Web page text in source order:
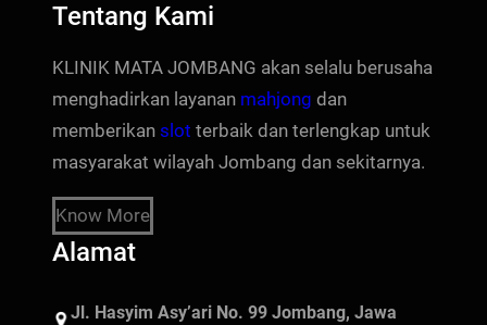
Tentang Kami
KLINIK MATA JOMBANG akan selalu berusaha
menghadirkan layanan mahjong dan
memberikan slot terbaik dan terlengkap untuk
masyarakat wilayah Jombang dan sekitarnya.
Know More
Alamat
Jl. Hasyim Asy’ari No. 99 Jombang, Jawa